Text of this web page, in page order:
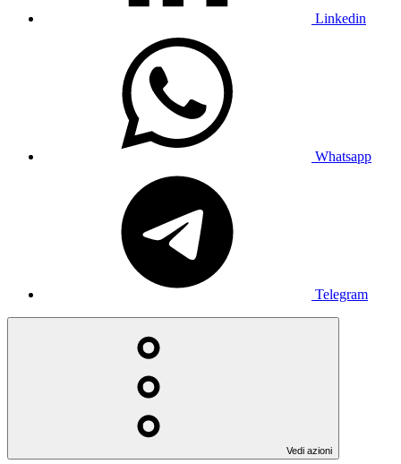
Linkedin
Whatsapp
Telegram
Vedi azioni